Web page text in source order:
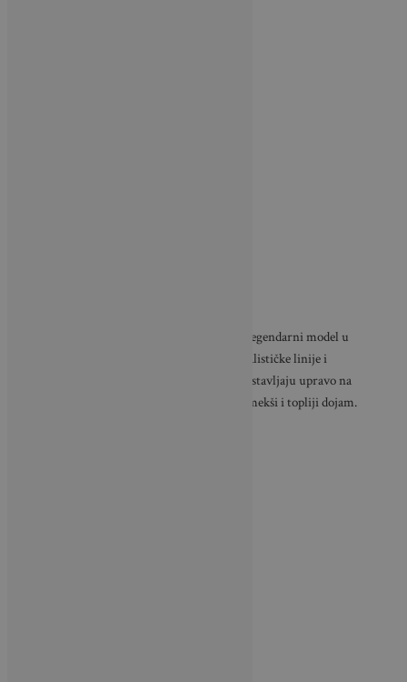
Danas brojni brendovi reinterpretiraju ovaj legendarni model u
suvremenom ruhu. Neki naglašavaju minimalističke linije i
industrijski karakter metala, dok drugi fokus stavljaju upravo na
prirodnu teksturu ratana koja prostoru daje mekši i topliji dojam.